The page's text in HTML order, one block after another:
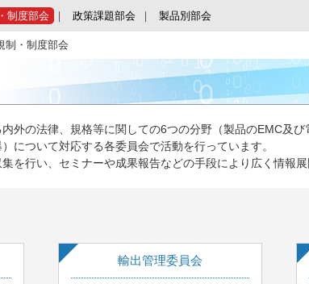
制度部会 政策課題部会 製品別部会
制・制度部会
外の法律、規格等に関しての6つの分野（製品のEMC及
について対応する各委員会で活動を行っています。
を行い、セミナーや成果報告などの手段により広く情報展
輸出管理委員会